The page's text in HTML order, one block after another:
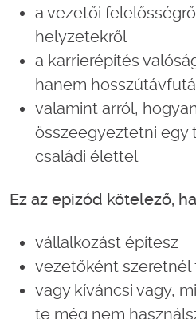
a vezetői
helyzetekről
a karrierépítés
hanem
valamint arról,
összeegyeztetni egy
családi élettel
Ez az epizód kötelező,
vállalkozást építesz
vezetőként szeretnél
vagy kíváncsi vagy,
te még nem